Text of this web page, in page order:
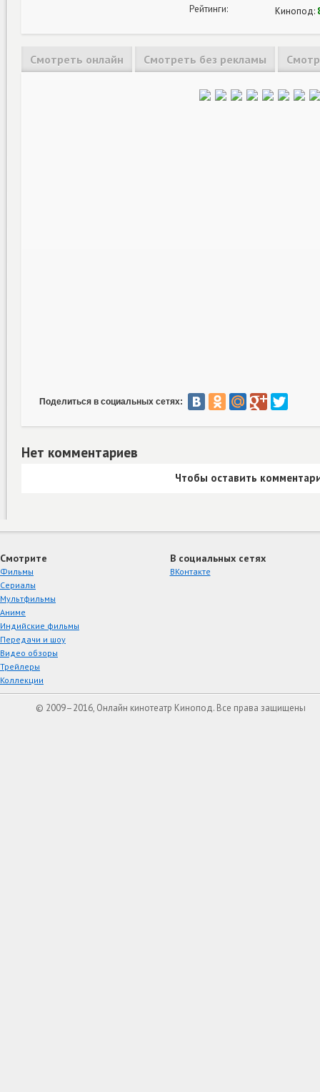
Рейтинги: Кинопод:
Смотреть онлайн Смотреть без рекламы
Поделиться в социальных сетях:
Нет комментариев
Чтобы оставить
Смотрите
Фильмы
Сериалы
Мультфильмы
Аниме
Индийские фильмы
Передачи и шоу
Видео обзоры
Трейлеры
Коллекции
В социальных сетях
ВКонтакте
© 2009–2016, Онлайн кинотеатр Кинопод. Все права защищены